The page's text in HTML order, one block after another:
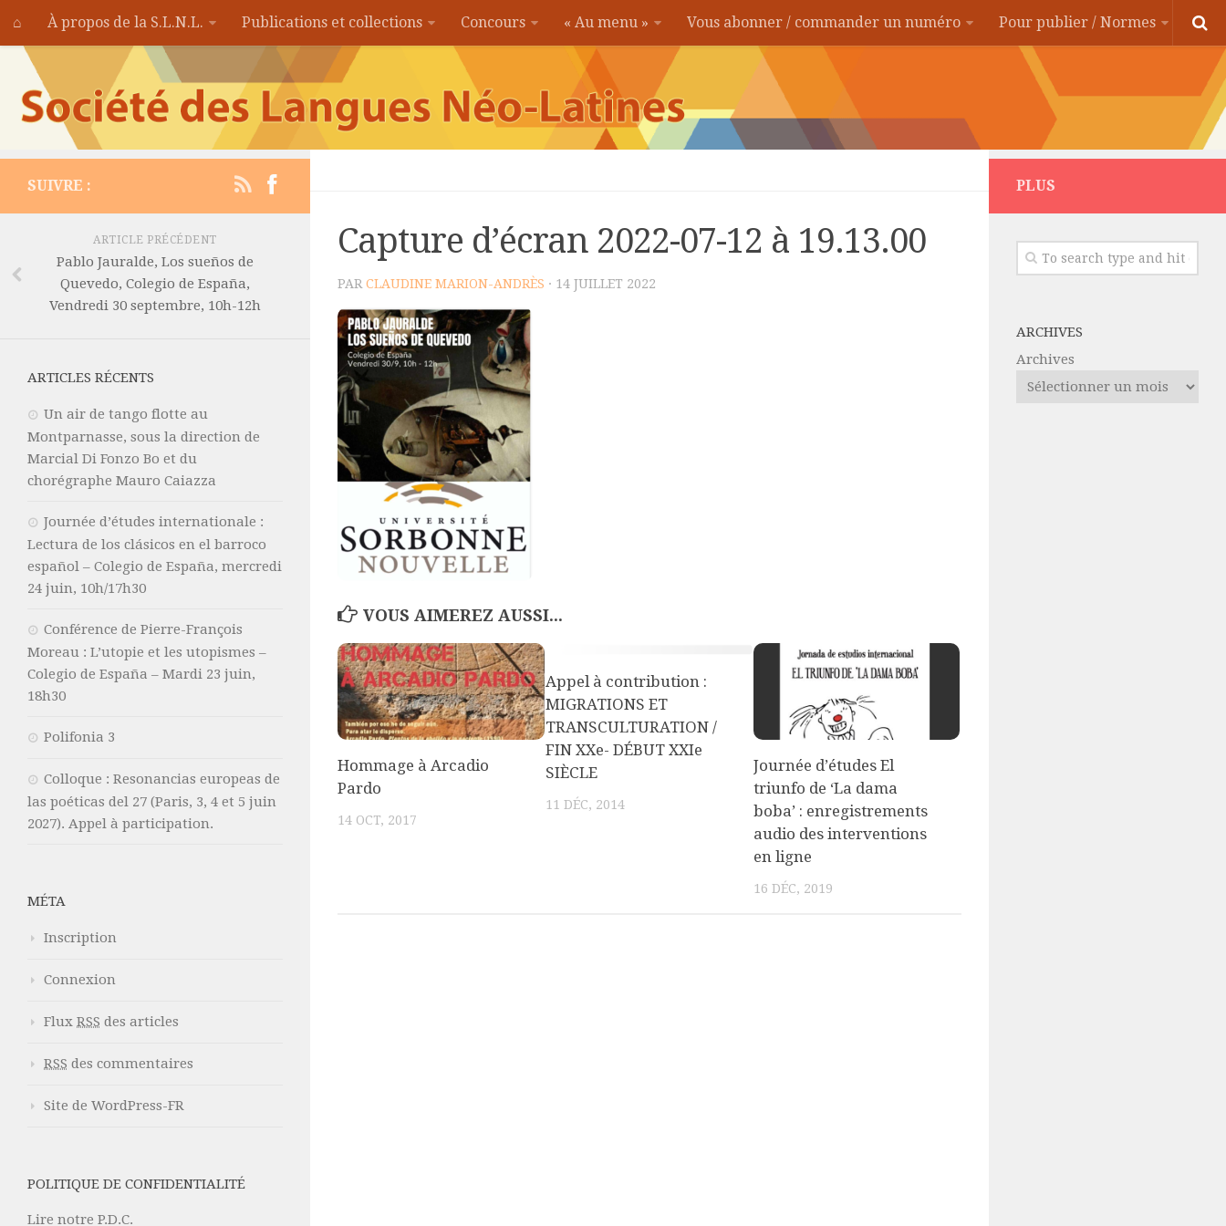
⌂ À propos de la S.L.N.L. Publications et collections Concours « Au menu » Vous abonner / commander un numéro Pour publier / Normes
Capture d’écran 2022-07-12 à 19.13.00
PAR CLAUDINE MARION-ANDRÈS · 14 JUILLET 2022
VOUS AIMEREZ AUSSI...
Hommage à Arcadio
Pardo
14 OCT, 2017
Appel à contribution :
MIGRATIONS ET
TRANSCULTURATION /
FIN XXe- DÉBUT XXIe
SIÈCLE
11 DÉC, 2014
Journée d’études El
triunfo de ‘La dama
boba’ : enregistrements
audio des interventions
en ligne
16 DÉC, 2019
SUIVRE :
ARTICLE PRÉCÉDENT
Pablo Jauralde, Los sueños de
Quevedo, Colegio de España,
Vendredi 30 septembre, 10h-12h
ARTICLES RÉCENTS
Un air de tango flotte au
Montparnasse, sous la direction de
Marcial Di Fonzo Bo et du
chorégraphe Mauro Caiazza
Journée d’études internationale :
Lectura de los clásicos en el barroco
español – Colegio de España, mercredi
24 juin, 10h/17h30
Conférence de Pierre-François
Moreau : L’utopie et les utopismes –
Colegio de España – Mardi 23 juin,
18h30
Polifonia 3
Colloque : Resonancias europeas de
las poéticas del 27 (Paris, 3, 4 et 5 juin
2027). Appel à participation.
MÉTA
Inscription
Connexion
Flux RSS des articles
RSS des commentaires
Site de WordPress-FR
POLITIQUE DE CONFIDENTIALITÉ
Lire notre P.D.C.
PLUS
ARCHIVES
Archives